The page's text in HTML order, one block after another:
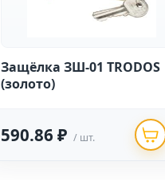
Защёлка ЗШ-01 TRODOS
(золото)
590.86 ₽ / шт.